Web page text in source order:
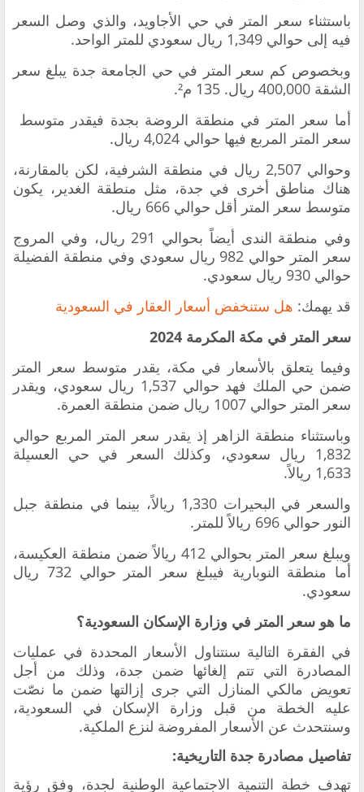
باستثناء سعر المتر في حي الأجاويد، والذي وصل السعر
فيه إلى حوالي 1,349 ريال سعودي للمتر الواحد.
وبخصوص كم سعر المتر في حي الجامعة جدة يبلغ سعر
الشقة 400,000 ريال. 135 م².
أما سعر المتر في منطقة الروضة بجدة فيقدر متوسط ​​
سعر المتر المربع فيها حوالي 4,024 ريال.
وحوالي 2,507 ريال في منطقة الشرفية، لكن بالمقارنة،
هناك مناطق أخرى في جدة، مثل منطقة الغدير، يكون
متوسط ​​سعر المتر أقل حوالي 666 ريال.
وفي منطقة الندى أيضاً بحوالي 291 ريال، وفي المروج
سعر المتر حوالي 982 ريال سعودي وفي منطقة الفضيلة
حوالي 930 ريال سعودي.
قد يهمك: هل ستنخفض أسعار العقار في السعودية
سعر المتر في مكة المكرمة 2024
وفيما يتعلق بالأسعار في مكة، يقدر متوسط ​​سعر المتر
ضمن حي الملك فهد حوالي 1,537 ريال سعودي، ويقدر
سعر المتر حوالي 1007 ريال ضمن منطقة العمرة.
وباستثناء منطقة الزاهر إذ يقدر سعر المتر المربع حوالي
1,832 ريال سعودي، وكذلك السعر في حي العسيلة
1,633 ريالاً.
والسعر في البحيرات 1,330 ريالاً، بينما في منطقة جبل
النور حوالي 696 ريالاً للمتر.
ويبلغ سعر المتر بحوالي 412 ريالاً ضمن منطقة العكيسة،
أما منطقة النوبارية فيبلغ سعر المتر حوالي 732 ريال
سعودي.
ما هو سعر المتر في وزارة الإسكان السعودية؟
في الفقرة التالية سنتناول الأسعار المحددة في عمليات
المصادرة التي تتم إلغائها ضمن جدة، وذلك من أجل
تعويض مالكي المنازل التي جرى إزالتها ضمن ما نصّت
عليه الخطة من قبل وزارة الإسكان في السعودية،
وسنتحدث عن الأسعار المفروضة لنزع الملكية.
تفاصيل مصادرة جدة التاريخية:
تهدف خطة التنمية الاجتماعية الوطنية لجدة، وفق رؤية